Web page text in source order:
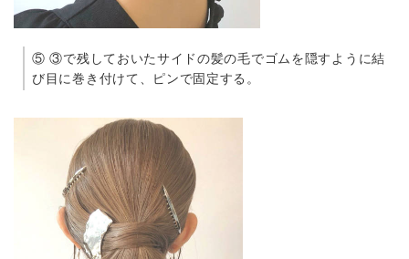
⑤ ③で残しておいたサイドの髪の毛でゴムを隠すように結
び目に巻き付けて、ピンで固定する。